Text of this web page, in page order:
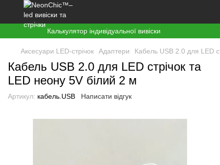
Калькулятор індивідуальної вивіски
Аксесуари LED-стрічок Адаптери Кабель USB 2.0 для LED
Кабель USB 2.0 для LED стрічок та
LED неону 5V білий 2 м
Артикул: кабель.USB Написати відгук